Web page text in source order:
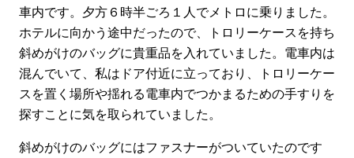
車内です。夕方６時半ごろ１人でメトロに乗りました。
ホテルに向かう途中だったので、トロリーケースを持ち
斜めがけのバッグに貴重品を入れていました。電車内は
混んでいて、私はドア付近に立っており、トロリーケー
スを置く場所や揺れる電車内でつかまるための手すりを
探すことに気を取られていました。
斜めがけのバッグにはファスナーがついていたのです